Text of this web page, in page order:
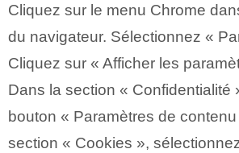
Cliquez sur le menu Chrome
du navigateur. Sélectionnez «
Cliquez sur « Afficher les
Dans la section « Confidentialité
bouton « Paramètres de
section « Cookies »,